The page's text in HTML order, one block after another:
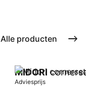
Alle producten
MIDORI
Adviesprijs